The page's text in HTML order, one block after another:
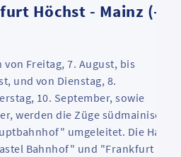
Höchst - Mainz (-
von Freitag, 7. August, bis
und von Dienstag, 8.
10. September, sowie
werden die Züge südmainisch
umgeleitet. Die Halte
Bahnhof" und "Frankfurt